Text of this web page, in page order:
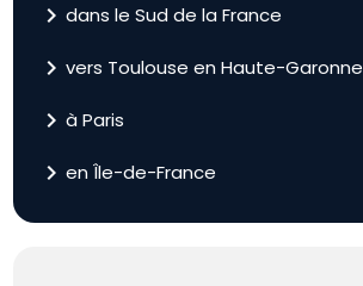
navigate_nextdans le Sud de la France
navigate_nextvers Toulouse en Haute-Garonne
navigate_nextà Paris
navigate_nexten Île-de-France